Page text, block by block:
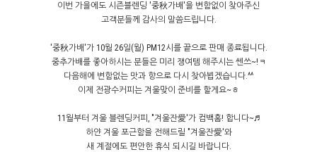
이번 가을에도 시즌블렌딩 '중秋가배'을 변함없이 찾아주신
고객분들께 감사의 말씀드립니다.
'중秋가배'가 10월 26일(월) PM12시를 끝으로 판매 종료됩니다.
중추가배를 좋아하시는 분들은 미리 쟁여템 해주시는 쎈쓰~!ㅋ
다음해에 변함없는 맛과 향으로 다시 찾아뵙겠습니다.^^
이제 전광수커피는 겨울맞이 준비를 할게요~ㅎ
11월부터 겨울 블렌딩커피, "겨울잔愛'가 컴백홈! 합니다~♬
하얀 겨울 포근함을 전해드릴 "겨울잔愛'와
새 계절에도 편안한 휴식 되시길 바랍니다.